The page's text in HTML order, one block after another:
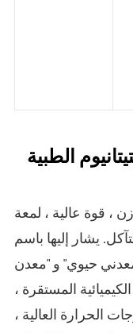
الطبية
، قوة عالية ، لمعة
حيوي" و "معدن
المستقرة ،
الحرارة العالية ،